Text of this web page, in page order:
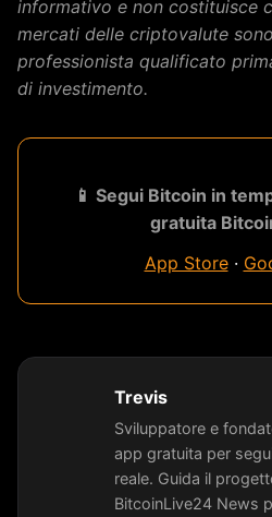
informativo e non costituisce
mercati delle criptovalute
professionista qualificato
di investimento.
📱 Segui Bitcoin in
gratuita
App Store·
Trevis
Sviluppatore e
app gratuita per
reale. Guida il
BitcoinLive24 News